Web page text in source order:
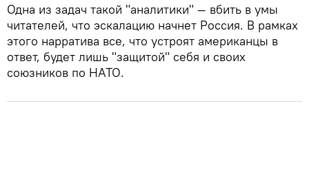
Одна из задач такой "аналитики" — вбить в умы
читателей, что эскалацию начнет Россия. В рамках
этого нарратива все, что устроят американцы в
ответ, будет лишь "защитой" себя и своих
союзников по НАТО.